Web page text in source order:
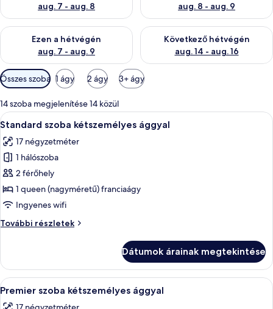
aug. 7 - aug. 8
aug. 8 - aug. 9
Ezen a hétvégén
aug. 7 - aug. 9
A mostani hétvégi rendelkezésre állás ellenőrzése: aug. 7 -
Következő hétvégén
aug. 14 - aug. 16
A következő hétvégi
Szobákhoz
rendelkezésre
álló
szűrők
Összes szoba 1 ágy 2 ágy 3+ ágy
14 szoba megjelenítése 14 közül
A
következő
szoba
összes
képének
megtekintése:
Standard
kétszemélyes
Egy szállodai szoba, amelyben
9
Standard szoba kétszemélyes ággyal
17 négyzetméter
1 hálószoba
2 férőhely
1 queen (nagyméretű) franciaágy
Ingyenes wifi
További részletek
Standard
további
részletei
Dátumok árainak megtekintése
A
következő
Egy hálószoba, amelyben faágy,
7
Premier szoba kétszemélyes ággyal